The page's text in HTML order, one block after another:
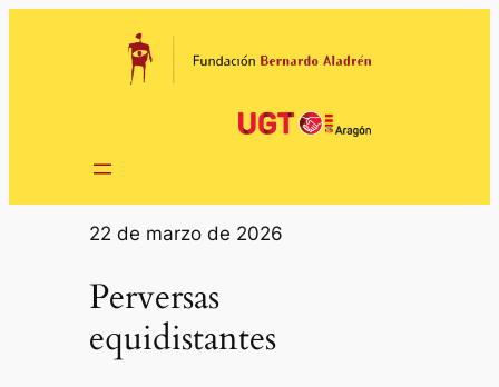
22 de marzo de 2026
Perversas
equidistantes